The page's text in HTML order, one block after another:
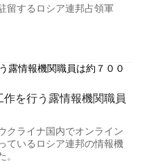
留するロシア連邦占領軍
を行う露情報機関職員
クライナ国内でオンライン
ているロシア連邦の情報機
。